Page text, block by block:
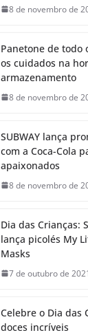
8 de novembro de
Panetone de todo
os cuidados na
armazenamento
8 de novembro de
SUBWAY lança
com a Coca-Cola
apaixonados
8 de novembro de
Dia das Crianças:
lança picolés My
Masks
7 de outubro de
Celebre o Dia das
doces incríveis